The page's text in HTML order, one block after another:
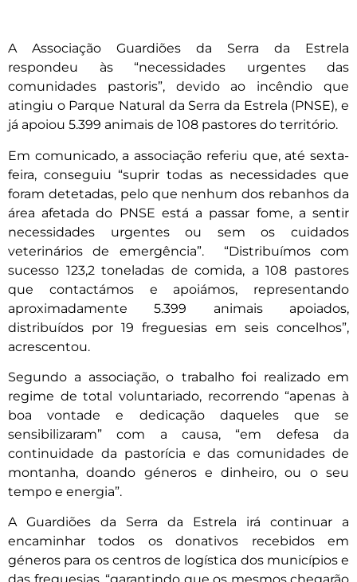
A Associação Guardiões da Serra da Estrela
respondeu às “necessidades urgentes das
comunidades pastoris”, devido ao incêndio que
atingiu o Parque Natural da Serra da Estrela (PNSE), e
já apoiou 5.399 animais de 108 pastores do território.
Em comunicado, a associação referiu que, até sexta-
feira, conseguiu “suprir todas as necessidades que
foram detetadas, pelo que nenhum dos rebanhos da
área afetada do PNSE está a passar fome, a sentir
necessidades urgentes ou sem os cuidados
veterinários de emergência”. “Distribuímos com
sucesso 123,2 toneladas de comida, a 108 pastores
que contactámos e apoiámos, representando
aproximadamente 5.399 animais apoiados,
distribuídos por 19 freguesias em seis concelhos”,
acrescentou.
Segundo a associação, o trabalho foi realizado em
regime de total voluntariado, recorrendo “apenas à
boa vontade e dedicação daqueles que se
sensibilizaram” com a causa, “em defesa da
continuidade da pastorícia e das comunidades de
montanha, doando géneros e dinheiro, ou o seu
tempo e energia”.
A Guardiões da Serra da Estrela irá continuar a
encaminhar todos os donativos recebidos em
géneros para os centros de logística dos municípios e